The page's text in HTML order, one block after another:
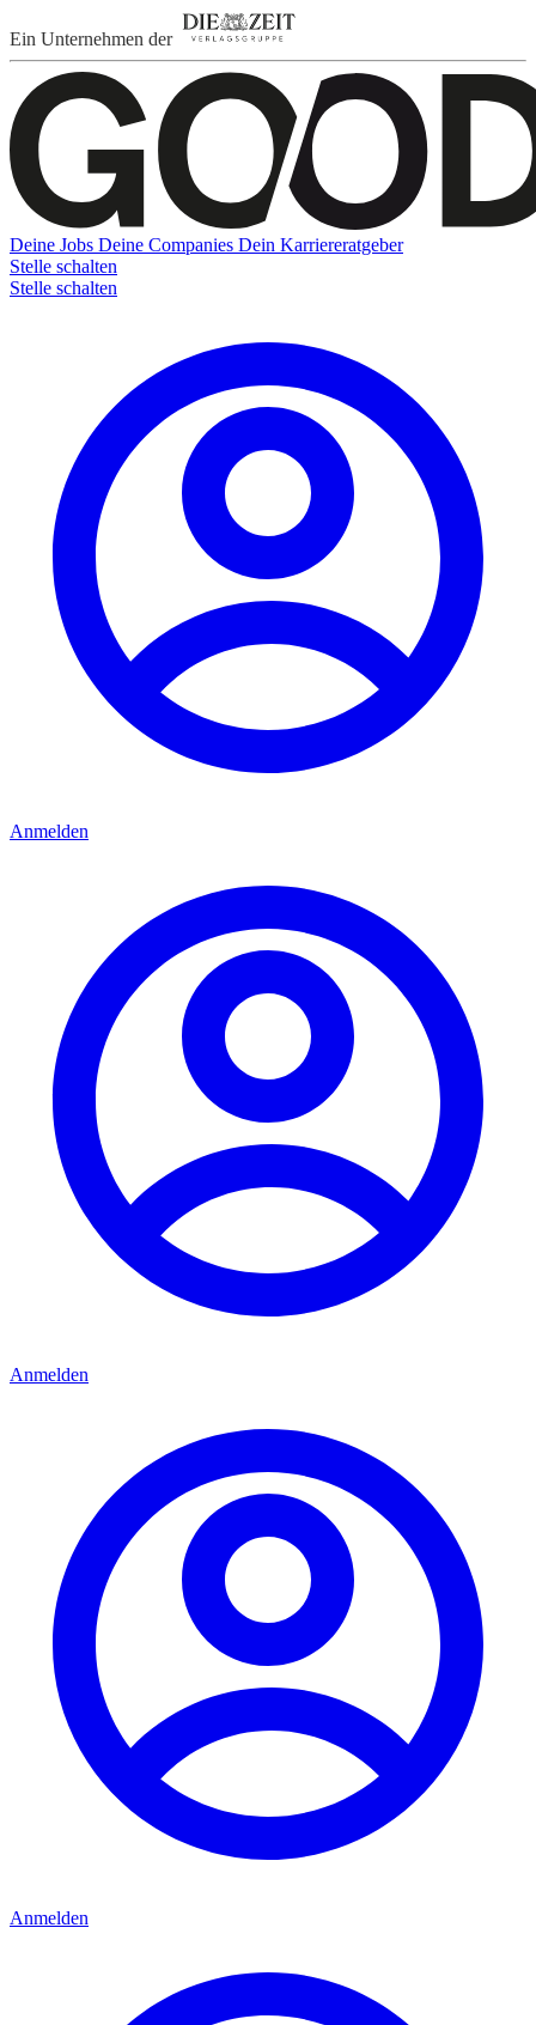
Ein Unternehmen der
Deine Jobs Deine Companies Dein Karriereratgeber
Stelle schalten
Stelle schalten
Anmelden
Anmelden
Anmelden